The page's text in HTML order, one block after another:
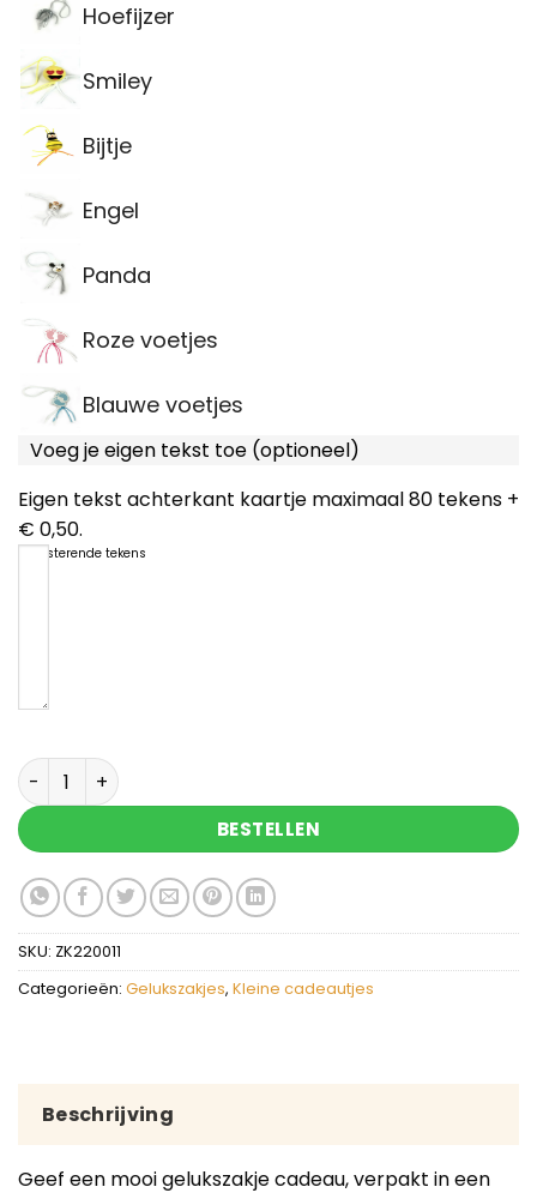
Hoefijzer
Smiley
Bijtje
Engel
Panda
Roze voetjes
Blauwe voetjes
Voeg je eigen tekst toe (optioneel)
Eigen tekst achterkant kaartje maximaal 80 tekens +
€ 0,50.
resterende tekens
Een opkikkertje - gelukszakje met
BESTELLEN
SKU: ZK220011
Categorieën: Gelukszakjes, Kleine cadeautjes
Beschrijving
Geef een mooi gelukszakje cadeau, verpakt in een